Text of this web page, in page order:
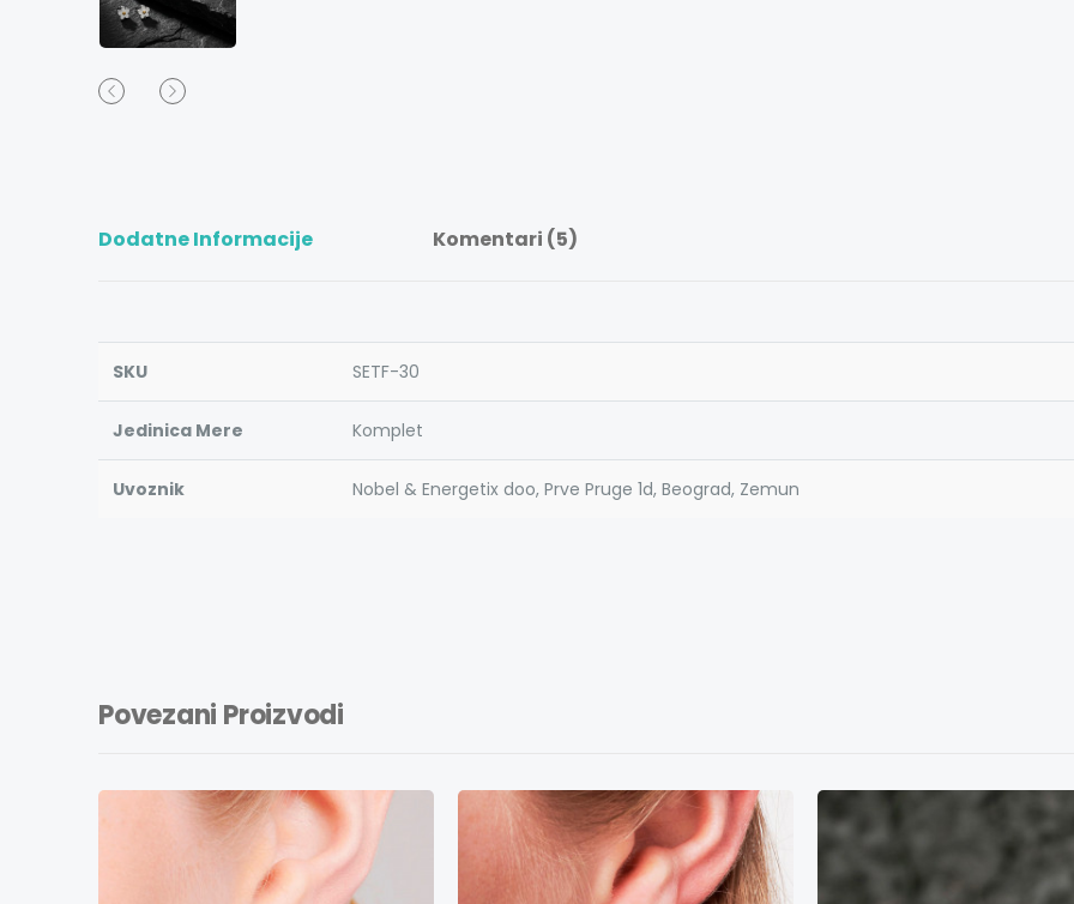
Dodatne Informacije Komentari (5)
SKU SETF-30
Jedinica Mere Komplet
Uvoznik Nobel & Energetix doo, Prve Pruge 1d, Beograd, Zemun
Povezani Proizvodi